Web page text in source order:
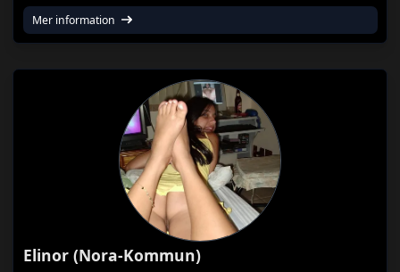
Mer information
Elinor (Nora-Kommun)